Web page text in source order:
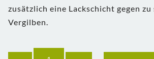
zusätzlich eine Lackschicht gegen zu
Vergilben.
Anzahl